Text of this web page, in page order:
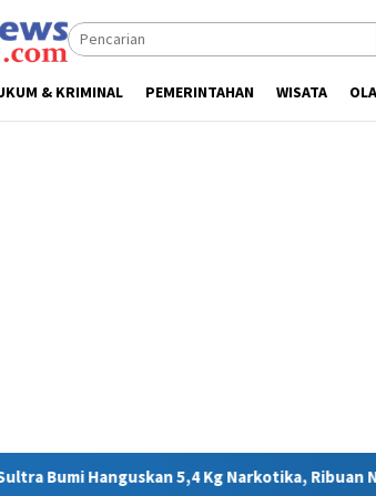
& KRIMINAL PEMERINTAHAN WISATA
Kg Narkotika, Ribuan Nyawa Terhindar dari